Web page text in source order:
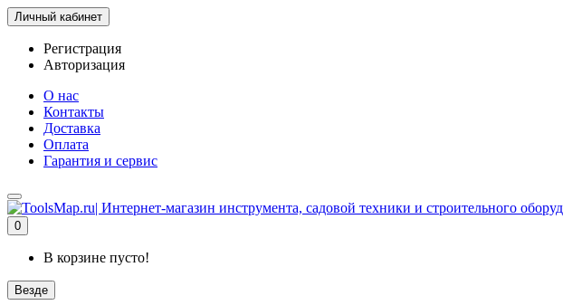
Личный кабинет
Регистрация
Авторизация
О нас
Контакты
Доставка
Оплата
Гарантия и сервис
0
В корзине пусто!
Везде